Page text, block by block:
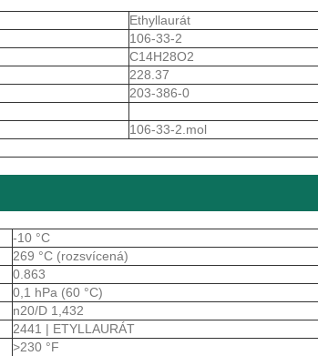
Ethyllaurát
106-33-2
C14H28O2
228.37
203-386-0
106-33-2.mol
-10 °C
269 °C (rozsvícená)
0.863
0,1 hPa (60 °C)
n20/D 1,432
2441 | ETYLLAURÁT
>230 °F